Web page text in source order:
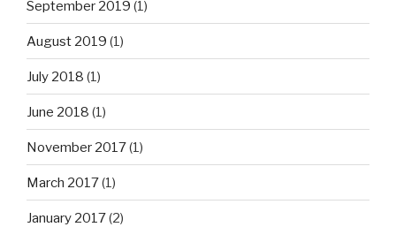
September 2019 (1)
August 2019 (1)
July 2018 (1)
June 2018 (1)
November 2017(1)
March 2017(1)
January 2017(2)